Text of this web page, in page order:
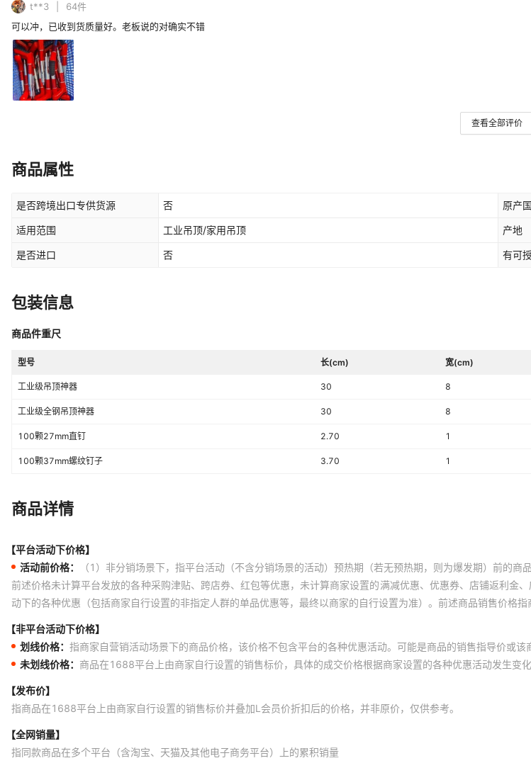
t**3 64件
可以冲，已收到货质量好。老板说的对确实不错
查看全部评价
商品属性
是否跨境出口专供货源 否 原产
适用范围 工业吊顶/家用吊顶 产地
是否进口 否 有可
包装信息
商品件重尺
型号 长(cm) 宽(cm)
工业级吊顶神器 30 8
工业级全钢吊顶神器 30 8
100颗27mm直钉 2.70 1
100颗37mm螺纹钉子 3.70 1
商品详情
【平台活动下价格】
活动前价格：
（1）非分销场景下，指平台活动（不含分销场景的活动）预热期（若无预热期，则为爆发期）前的
前述价格未计算平台发放的各种采购津贴、跨店券、红包等优惠，未计算商家设置的满减优惠、优惠券、店铺返利
动下的各种优惠（包括商家自行设置的非指定人群的单品优惠等，最终以商家的自行设置为准）。前述商品销售价格
【非平台活动下价格】
划线价格： 指商家自营销活动场景下的商品价格，该价格不包含平台的各种优惠活动。可能是商品的销售指导价或该
未划线价格： 商品在1688平台上由商家自行设置的销售标价，具体的成交价格根据商家设置的各种优惠活动发生变
【发布价】
指商品在1688平台上由商家自行设置的销售标价并叠加L会员价折扣后的价格，并非原价，仅供参考。
【全网销量】
指同款商品在多个平台（含淘宝、天猫及其他电子商务平台）上的累积销量